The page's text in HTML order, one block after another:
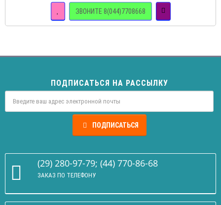
ЗВОНИТЕ 8(044)7708668
ПОДПИСАТЬСЯ НА РАССЫЛКУ
ПОДПИСАТЬСЯ
(29) 280-97-79; (44) 770-86-68
ЗАКАЗ ПО ТЕЛЕФОНУ